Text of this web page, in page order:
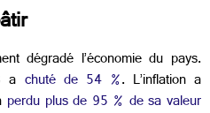
dégradé l’économie du pays.
a chuté de 54 %. L’inflation a
perdu plus de 95 % de sa valeur